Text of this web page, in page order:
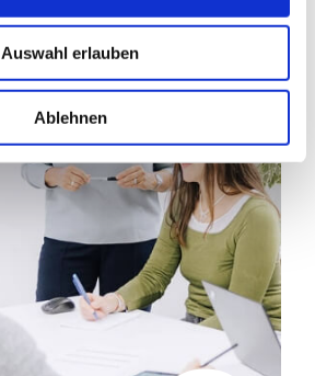
Auswahl erlauben
Ablehnen